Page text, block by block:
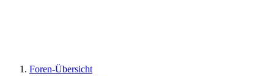
Foren-Übersicht